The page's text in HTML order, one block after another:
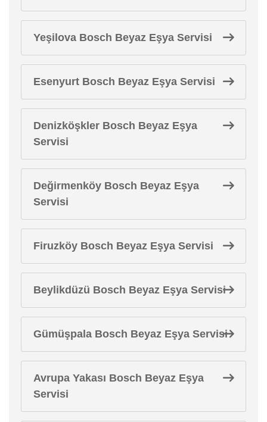
Yeşilova Bosch Beyaz Eşya Servisi
Esenyurt Bosch Beyaz Eşya Servisi
Denizköşkler Bosch Beyaz Eşya
Servisi
Değirmenköy Bosch Beyaz Eşya
Servisi
Firuzköy Bosch Beyaz Eşya Servisi
Beylikdüzü Bosch Beyaz Eşya Servisi
Gümüşpala Bosch Beyaz Eşya Servisi
Avrupa Yakası Bosch Beyaz Eşya
Servisi